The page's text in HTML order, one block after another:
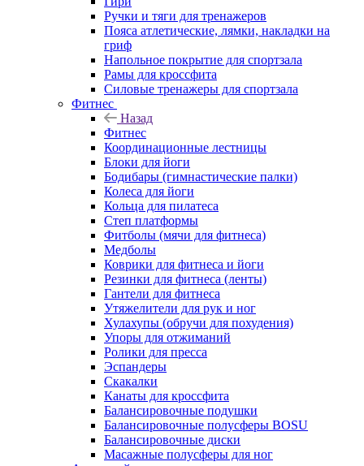
Ручки и тяги для тренажеров
Пояса атлетические, лямки, накладки на
гриф
Напольное покрытие для спортзала
Рамы для кроссфита
Силовые тренажеры для спортзала
Фитнес
Назад
Фитнес
Координационные лестницы
Блоки для йоги
Бодибары (гимнастические палки)
Колеса для йоги
Кольца для пилатеса
Степ платформы
Фитболы (мячи для фитнеса)
Медболы
Коврики для фитнеса и йоги
Резинки для фитнеса (ленты)
Гантели для фитнеса
Утяжелители для рук и ног
Хулахупы (обручи для похудения)
Упоры для отжиманий
Ролики для пресса
Эспандеры
Скакалки
Канаты для кроссфита
Балансировочные подушки
Балансировочные полусферы BOSU
Балансировочные диски
Масажные полусферы для ног